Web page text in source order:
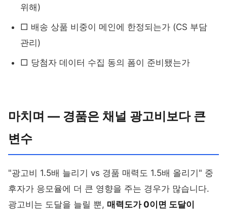
위해)
□ 배송 상품 비중이 메인에 한정되는가 (CS 부담
관리)
□ 당첨자 데이터 수집 동의 폼이 준비됐는가
마치며 — 경품은 채널 광고비보다 큰
변수
"광고비 1.5배 늘리기 vs 경품 매력도 1.5배 올리기" 중
후자가 응모율에 더 큰 영향을 주는 경우가 많습니다.
광고비는 도달을 늘릴 뿐, 매력도가 0이면 도달이